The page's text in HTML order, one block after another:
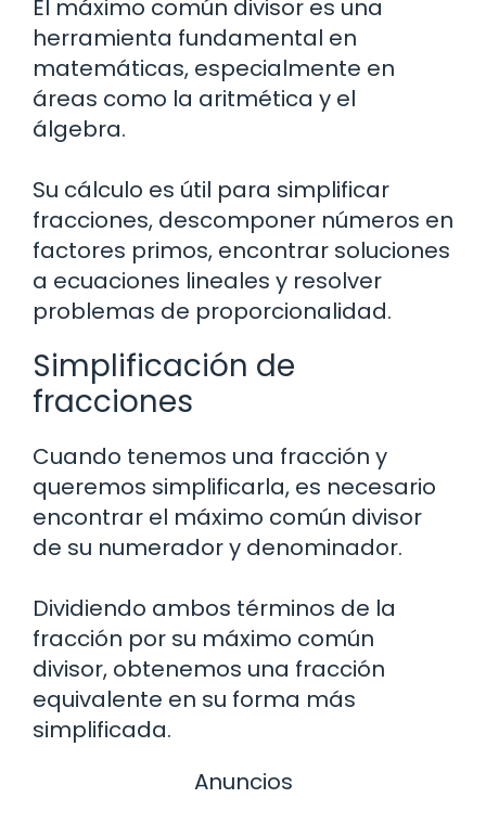
El máximo común divisor es una
herramienta fundamental en
matemáticas, especialmente en
áreas como la aritmética y el
álgebra.
Su cálculo es útil para simplificar
fracciones, descomponer números en
factores primos, encontrar soluciones
a ecuaciones lineales y resolver
problemas de proporcionalidad.
Simplificación de
fracciones
Cuando tenemos una fracción y
queremos simplificarla, es necesario
encontrar el máximo común divisor
de su numerador y denominador.
Dividiendo ambos términos de la
fracción por su máximo común
divisor, obtenemos una fracción
equivalente en su forma más
simplificada.
Anuncios